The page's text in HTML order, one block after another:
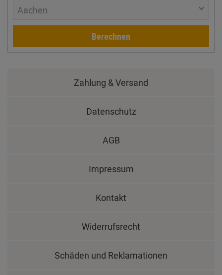
Aachen
Berechnen
Zahlung & Versand
Datenschutz
AGB
Impressum
Kontakt
Widerrufsrecht
Schäden und Reklamationen